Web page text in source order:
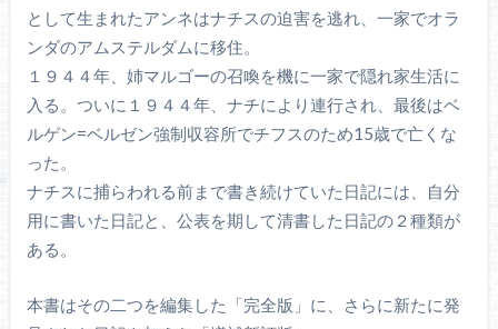
として生まれたアンネはナチスの迫害を逃れ、一家でオラ
ンダのアムステルダムに移住。
１９４４年、姉マルゴーの召喚を機に一家で隠れ家生活に
入る。ついに１９４４年、ナチにより連行され、最後はベ
ルゲン=ベルゼン強制収容所でチフスのため15歳で亡くな
った。
ナチスに捕らわれる前まで書き続けていた日記には、自分
用に書いた日記と、公表を期して清書した日記の２種類が
ある。
本書はその二つを編集した「完全版」に、さらに新たに発